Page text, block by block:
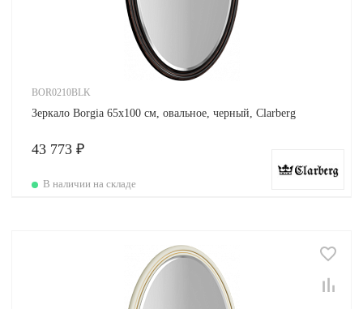
BOR0210BLK
Зеркало Borgia 65х100 см, овальное, черный, Clarberg
43 773 ₽
В наличии на складе